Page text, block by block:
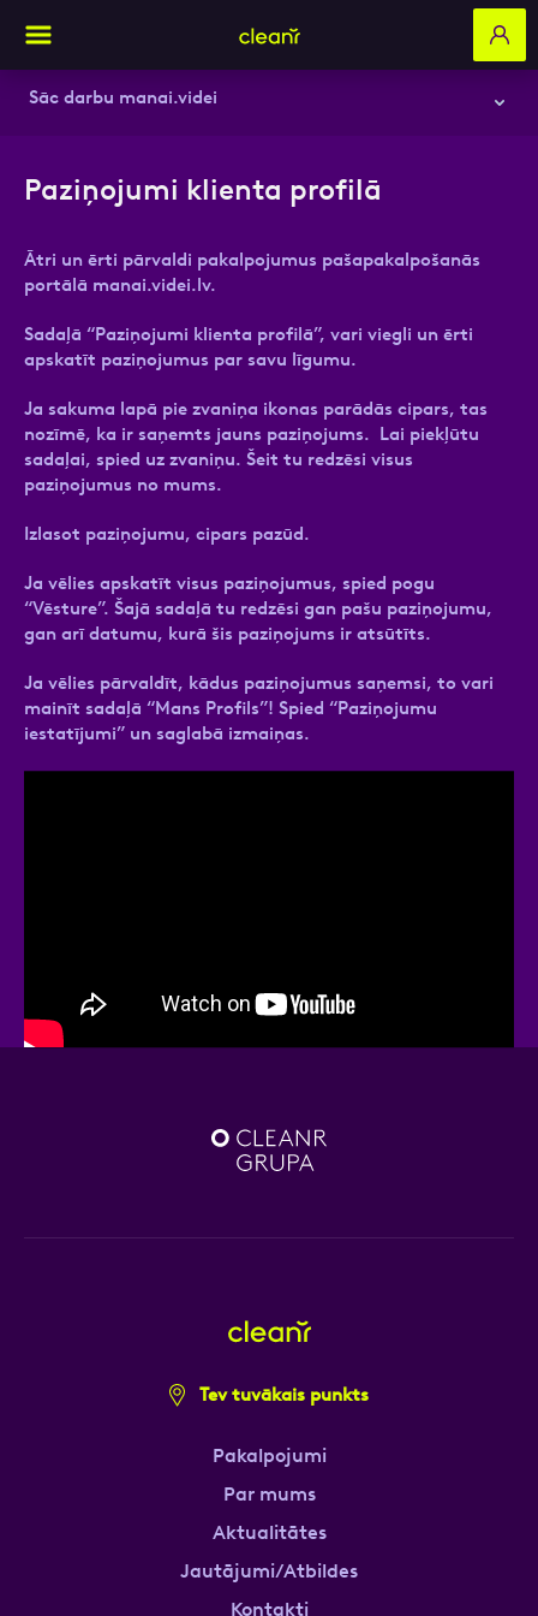
Sāc darbu manai.videi
Pārvaldi savus līgumus
Pievieno līgumam jaunu pakalpojumu
Paziņojumi klienta profilā
Papildu izvešana vai atcelšana
Kā pārslēgt līgumu?
Kā pieteikt papildu pakalpojumu ērtībai - konteinera
Paziņojumi klienta profilā
Ātri un ērti pārvaldi pakalpojumus pašapakalpošanās
portālā manai.videi.lv.
Sadaļā “Paziņojumi klienta profilā”, vari viegli un ērti
apskatīt paziņojumus par savu līgumu.
Ja sakuma lapā pie zvaniņa ikonas parādās cipars, tas
nozīmē, ka ir saņemts jauns paziņojums. Lai piekļūtu
sadaļai, spied uz zvaniņu. Šeit tu redzēsi visus
paziņojumus no mums.
Izlasot paziņojumu, cipars pazūd.
Ja vēlies apskatīt visus paziņojumus, spied pogu
“Vēsture”. Šajā sadaļā tu redzēsi gan pašu paziņojumu,
gan arī datumu, kurā šis paziņojums ir atsūtīts.
Ja vēlies pārvaldīt, kādus paziņojumus saņemsi, to vari
mainīt sadaļā “Mans Profils”! Spied “Paziņojumu
iestatījumi” un saglabā izmaiņas.
sazināsimies
Vārds, Uzvārds
E-pasts
Tev tuvākais punkts
Pakalpojumi
Par mums
Aktualitātes
Jautājumi/Atbildes
Kontakti